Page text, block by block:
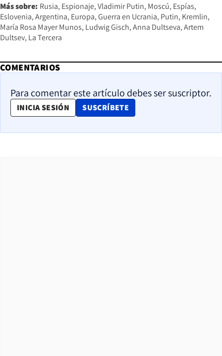
Más sobre: Rusia Espionaje Vladimir Putin Moscú Espías
Eslovenia Argentina Europa Guerra en Ucrania Putin Kremlin
María Rosa Mayer Munos Ludwig Gisch Anna Dultseva Artem
Dultsev La Tercera
COMENTARIOS
Para comentar este artículo debes ser suscriptor.
INICIA SESIÓN SUSCRÍBETE
OPENS IN NEW WINDOW